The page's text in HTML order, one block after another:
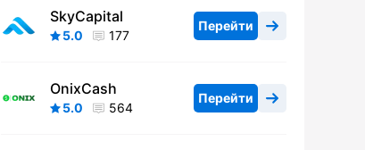
SkyCapital
5.0 177
Перейти
OnixCash
5.0 564
Перейти